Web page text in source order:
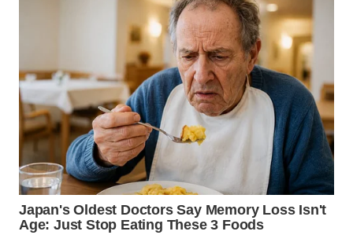
WN
KALTARA
KALSEL
WN
KALTIM